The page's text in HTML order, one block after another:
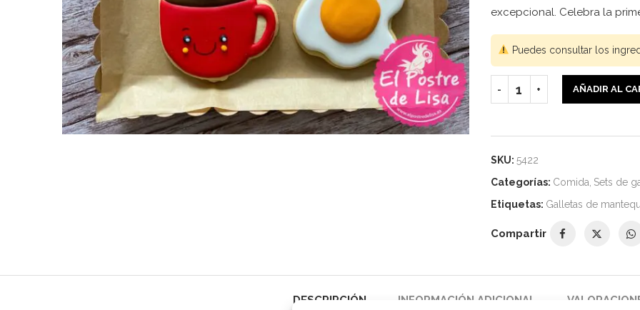
excepcional. Celebra la
Puedes consultar los
AÑADIR AL
SKU: 5422
Categorías: Comida Sets de
Etiquetas: Galletas de
Compartir
DESCRIPCIÓN INFORMACIÓN ADICIONAL